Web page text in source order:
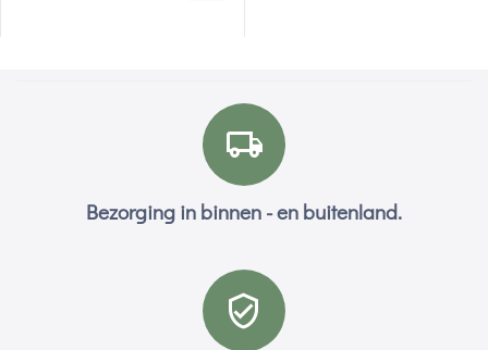
Bezorging in binnen - en buitenland.